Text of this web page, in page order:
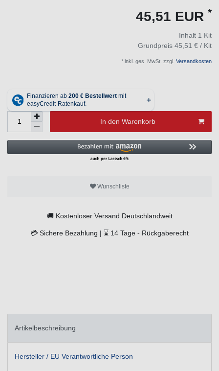
45,51 EUR *
Inhalt 1 Kit
Grundpreis 45,51 € / Kit
* inkl. ges. MwSt. zzgl. Versandkosten
In den Warenkorb
Wunschliste
🚚 Kostenloser Versand Deutschlandweit
💳 Sichere Bezahlung | ⌛ 14 Tage - Rückgaberecht
Artikelbeschreibung
Hersteller / EU Verantwortliche Person